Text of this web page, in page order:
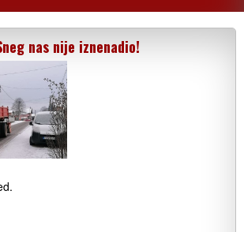
nas nije iznenadio!